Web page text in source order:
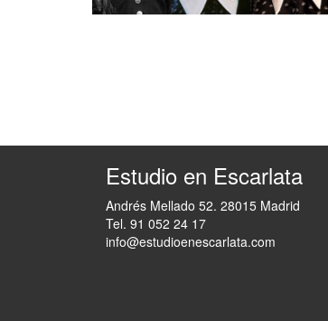
Estudio en Escarlata
Andrés Mellado 52. 28015 Madrid
Tel. 91 052 24 17
info@estudioenescarlata.com